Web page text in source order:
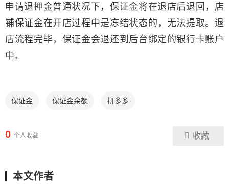
申请退押金普通状况下，保证金将在退店后退回，店
铺保证金在开店过程中是冻结状态的，无法提取。退
店流程完毕，保证金会退还到后台绑定的银行卡账户
中。
保证金 保证金余额 拼多多
0 个人收藏 收藏
本文作者